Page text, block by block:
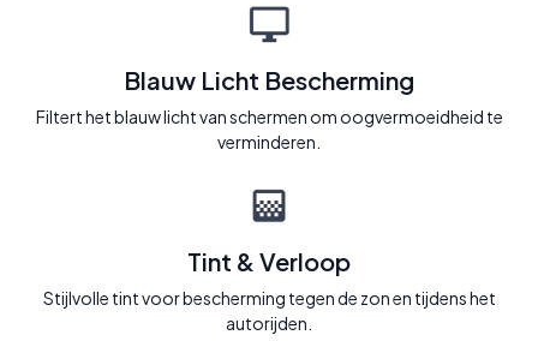
Blauw Licht Bescherming
Filtert het blauw licht van schermen om oogvermoeidheid te
verminderen.
Tint & Verloop
Stijlvolle tint voor bescherming tegen de zon en tijdens het
autorijden.